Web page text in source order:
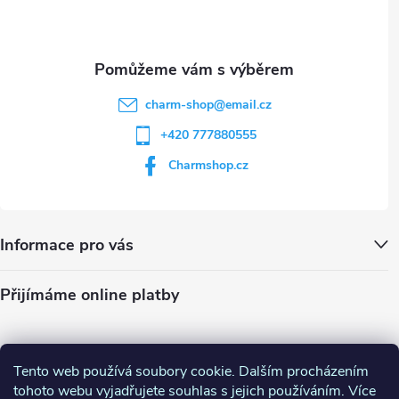
Tento web používá soubory cookie. Dalším procházením
tohoto webu vyjadřujete souhlas s jejich používáním. Více
charm-shop@email.cz
+420 777880555
Charmshop.cz
Informace pro vás
Přijímáme online platby